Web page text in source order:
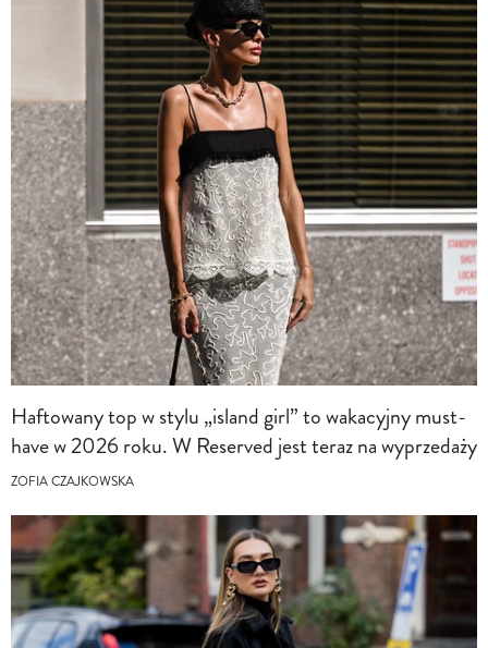
Haftowany top w stylu „island girl” to wakacyjny must-
have w 2026 roku. W Reserved jest teraz na wyprzedaży
ZOFIA CZAJKOWSKA